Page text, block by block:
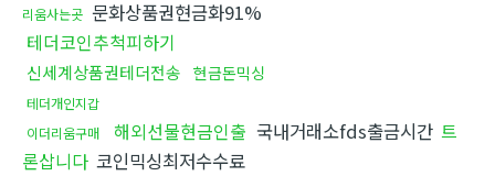
리움사는곳 문화상품권현금화91%
테더코인추척피하기
신세계상품권테더전송 현금돈믹싱
테더개인지갑
이더리움구매
해외선물현금인출 국내거래소fds출금시간 트
론삽니다 코인믹싱최저수수료